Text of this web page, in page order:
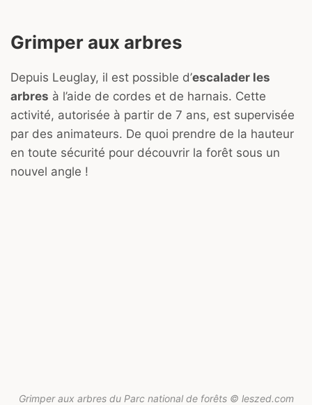
Grimper aux arbres
Depuis Leuglay, il est possible d’escalader les
arbres à l’aide de cordes et de harnais. Cette
activité, autorisée à partir de 7 ans, est supervisée
par des animateurs. De quoi prendre de la hauteur
en toute sécurité pour découvrir la forêt sous un
nouvel angle !
Grimper aux arbres du Parc national de forêts © leszed.com